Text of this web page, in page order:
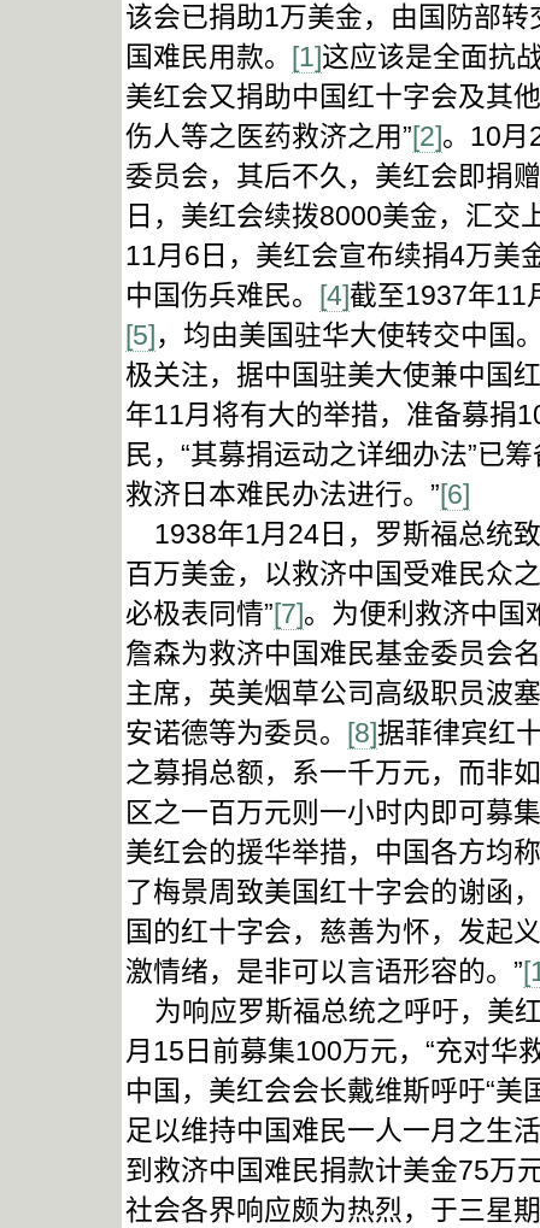
该会已捐助1万美金，由国防部
国难民用款。 [1]这应该是全面抗
美红会又捐助中国红十字会及其
伤人等之医药救济之用”[2]。10月
委员会，其后不久，美红会即捐
日，美红会续拨8000美金，汇交
11月6日，美红会宣布续捐4万美
中国伤兵难民。 [4]截至1937年11
[5]，均由美国驻华大使转交中国
极关注，据中国驻美大使兼中国
年11月将有大的举措，准备募捐
民，“其募捐运动之详细办法”已
救济日本难民办法进行。”[6]
1938年1月24日，罗斯福总统
百万美金，以救济中国受难民众
必极表同情”[7]。为便利救济中国
詹森为救济中国难民基金委员会
主席，英美烟草公司高级职员波
安诺德等为委员。 [8]据菲律宾红
之募捐总额，系一千万元，而非
区之一百万元则一小时内即可募
美红会的援华举措，中国各方均
了梅景周致美国红十字会的谢函
国的红十字会，慈善为怀，发起
激情绪，是非可以言语形容的。”
为响应罗斯福总统之呼吁，美
月15日前募集100万元，“充对华
中国，美红会会长戴维斯呼吁“
足以维持中国难民一人一月之生
到救济中国难民捐款计美金75万
社会各界响应颇为热烈，于三星